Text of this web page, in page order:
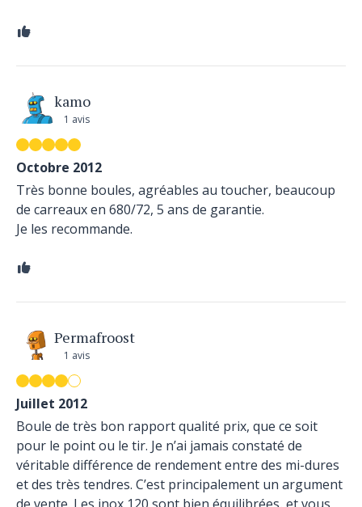
kamo
1 avis
Octobre 2012
Très bonne boules, agréables au toucher, beaucoup
de carreaux en 680/72, 5 ans de garantie.
Je les recommande.
Permafroost
1 avis
Juillet 2012
Boule de très bon rapport qualité prix, que ce soit
pour le point ou le tir. Je n’ai jamais constaté de
véritable différence de rendement entre des mi-dures
et des très tendres. C’est principalement un argument